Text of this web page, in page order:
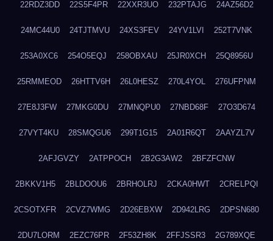
22RDZ3DD 22S5F4PR 22XXR3UO 232PTAJG 24AZ56D2
24MC44U0 24TJTMVU 24XS3FEV 24YV1LVI 252T7VNK
253A0XC6 254O5EQJ 258OBXAU 25JR0XCH 25Q8956U
25RMMEOD 26HTTV6H 26L0HESZ 270L4YOL 276UFPNM
27E8J3FW 27MKG0DU 27MNQPU0 27NBD68F 27O3D674
27VYT4KU 28SMQGU6 299T1G15 2A01R6QT 2AAYZL7V
2AFJGVZY 2ATPPOCH 2B2G3AW2 2BFZFCNW
2BKKV1H5 2BLDOOU6 2BRHOLRJ 2CKA0HWT 2CRELPQI
2CSOTXFR 2CVZ7WMG 2D26EBXW 2D942LRG 2DPSN680
2DU7LORM 2EZC76PR 2F53ZH8K 2FFJSSR3 2G789XQE